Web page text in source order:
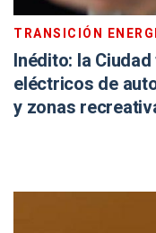
TRANSICIÓN
Inédito: la
eléctricos de
y zonas